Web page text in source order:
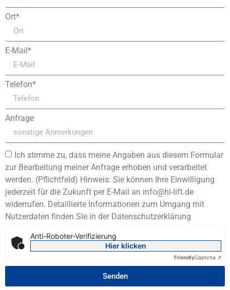
Ort*
E-Mail*
Telefon*
Anfrage
Ich stimme zu, dass meine Angaben aus diesem Formular
zur Bearbeitung meiner Anfrage erhoben und verarbeitet
werden. (Pflichtfeld) Hinweis: Sie können Ihre Einwilligung
jederzeit für die Zukunft per E-Mail an info@hl-lift.de
widerrufen. Detaillierte Informationen zum Umgang mit
Nutzerdaten finden Sie in der Datenschutzerklärung
Anti-Roboter-Verifizierung
Hier klicken
FriendlyCaptcha ⇗
Senden